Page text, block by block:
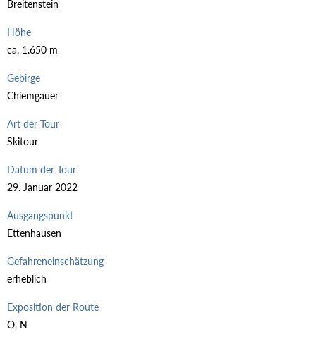
Breitenstein
Höhe
ca. 1.650 m
Gebirge
Chiemgauer
Art der Tour
Skitour
Datum der Tour
29. Januar 2022
Ausgangspunkt
Ettenhausen
Gefahreneinschätzung
erheblich
Exposition der Route
O, N